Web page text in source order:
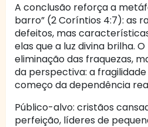
A conclusão reforça a
barro” (2 Coríntios 4:7): as
defeitos, mas
elas que a luz divina brilha.
eliminação das fraquezas,
da perspectiva: a fragilidade
começo da dependência
Público-alvo: cristãos
perfeição, líderes de